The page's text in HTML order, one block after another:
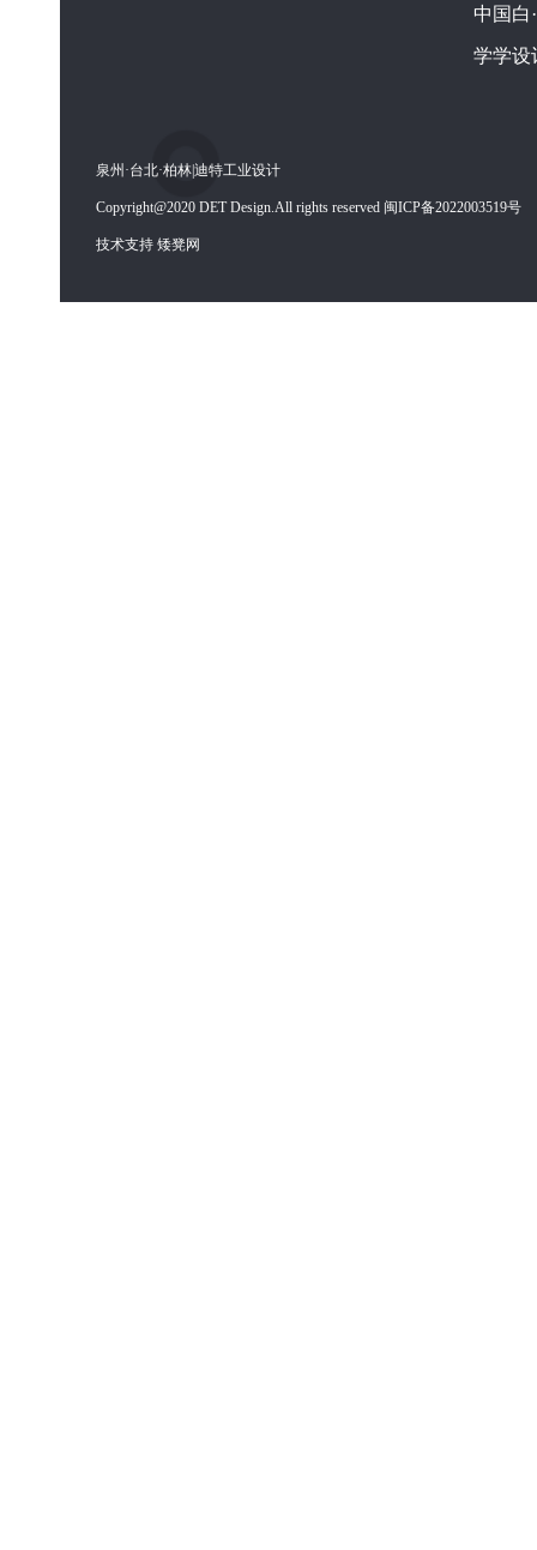
中国白
学学设
泉州·台北·柏林|迪特工业设计
Copyright@2020 DET Design.All rights reserved 闽ICP备2022003519号
技术支持 矮凳网